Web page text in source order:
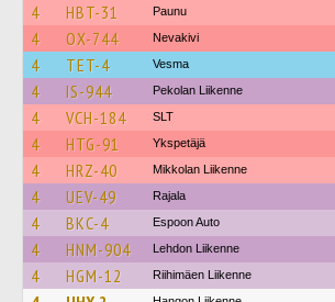
4 HBT-31 Paunu
4 OX-744 Nevakivi
4 TET-4 Vesma
4 IS-944 Pekolan Liikenne
4 VCH-184 SLT
4 HTG-91 Ykspetäjä
4 HRZ-40 Mikkolan Liikenne
4 UEV-49 Rajala
4 BKC-4 Espoon Auto
4 HNM-904 Lehdon Liikenne
4 HGM-12 Riihimäen Liikenne